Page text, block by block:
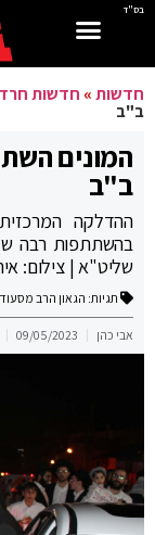
בס"ד
חדשות» חדשות
ב"ב
המונים
ב"ב
ההדלקה
בהשתתפות רבה של
שליט"א | צילום:
תגיות: הגאון הרב
אבי כהן 09/05/2023